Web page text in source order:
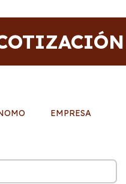
EMPRESA